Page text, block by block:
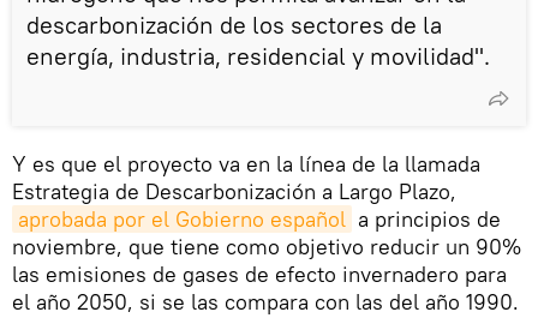
descarbonización de los sectores de la
energía, industria, residencial y movilidad".
Y es que el proyecto va en la línea de la llamada
Estrategia de Descarbonización a Largo Plazo,
aprobada por el Gobierno español a principios de
noviembre, que tiene como objetivo reducir un 90%
las emisiones de gases de efecto invernadero para
el año 2050, si se las compara con las del año 1990.